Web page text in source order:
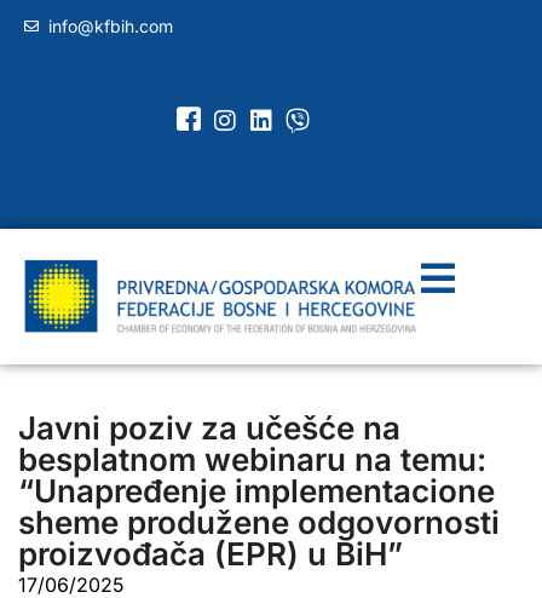
info@kfbih.com
Javni poziv za učešće na
besplatnom webinaru na temu:
“Unapređenje implementacione
sheme produžene odgovornosti
proizvođača (EPR) u BiH”
17/06/2025